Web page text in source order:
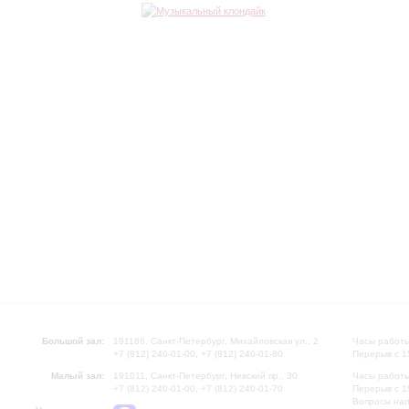
Большой зал:
191186, Санкт-Петербург, Михайловская ул., 2
+7 (812) 240-01-00, +7 (812) 240-01-80
Малый зал:
191011, Санкт-Петербург, Невский пр., 30
+7 (812) 240-01-00, +7 (812) 240-01-70
Часы
Перерыв с
Часы
Перерыв с
Вопросы